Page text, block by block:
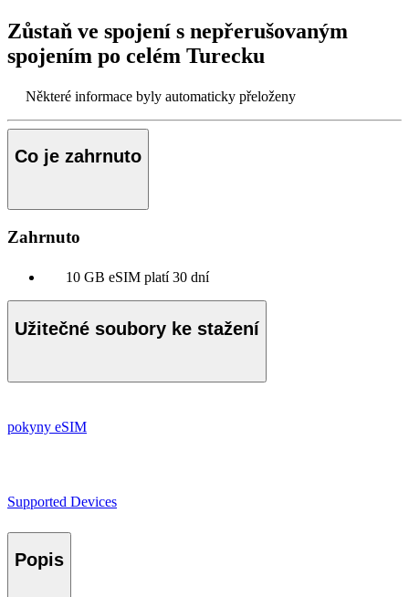
Zůstaň ve spojení s nepřerušovaným
spojením po celém Turecku
Některé informace byly automaticky přeloženy
Co je zahrnuto
Zahrnuto
10 GB eSIM platí 30 dní
Užitečné soubory ke stažení
pokyny eSIM
Supported Devices
Popis